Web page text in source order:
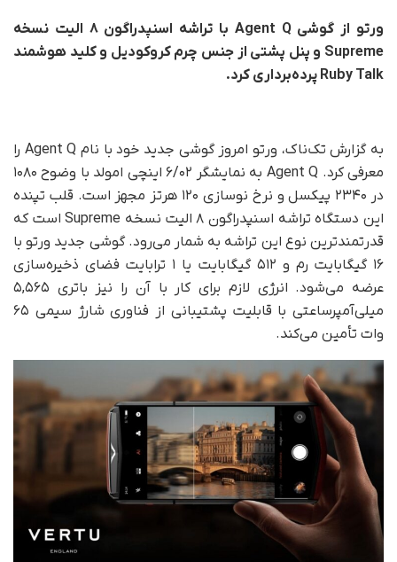
ورتو از گوشی Agent Q با تراشه اسنپدراگون ۸ الیت نسخه
Supreme و پنل پشتی از جنس چرم کروکودیل و کلید هوشمند
Ruby Talk پرده‌برداری کرد.
به گزارش تک‌ناک، ورتو امروز گوشی جدید خود با نام Agent Q را
معرفی کرد. Agent Q به نمایشگر ۶/۰۲ اینچی امولد با وضوح ۱۰۸۰
در ۲۳۴۰ پیکسل و نرخ نوسازی ۱۲۰ هرتز مجهز است. قلب تپنده
این دستگاه تراشه‌ اسنپدراگون ۸ الیت نسخه Supreme است که
قدرتمندترین نوع این تراشه به شمار می‌رود. گوشی جدید ورتو با
۱۶ گیگابایت رم و ۵۱۲ گیگابایت یا ۱ ترابایت فضای ذخیره‌سازی
عرضه می‌شود. انرژی لازم برای کار با آن را نیز باتری ۵,۵۶۵
میلی‌آمپرساعتی با قابلیت پشتیبانی از فناوری شارژ سیمی ۶۵
وات تأمین می‌کند.